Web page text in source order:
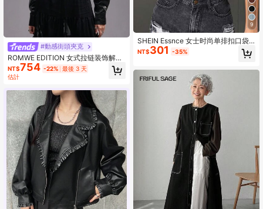
#動感街頭夾克
ROMWE EDITION 女式拉链装饰解构
镂空 PU 皮革高腰超短款机车夹克
NT$754 -22% 最後 3 天
估計
9
SHEIN Essnce 女士时尚单排扣口袋
牛仔背心外套
NT$301 -35%